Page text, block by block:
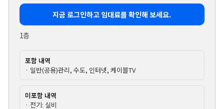
지금 로그인하고 임대료를 확인해 보세요.
1층
포함 내역
· 일반(공용)관리, 수도, 인터넷, 케이블TV
미포함 내역
· 전기: 실비